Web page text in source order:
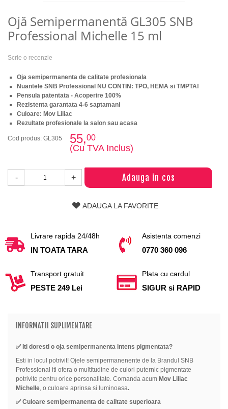
Ojă Semipermanentă GL305 SNB
Professional Michelle 15 ml
Scrie o recenzie
Oja semipermanenta de calitate profesionala
Nuantele SNB Professional NU CONTIN: TPO, HEMA si TMPTA!
Pensula patentata - Acoperire 100%
Rezistenta garantata 4-6 saptamani
Culoare: Mov Liliac
Rezultate profesionale la salon sau acasa
Cod produs: GL305 55,00
(Cu TVA Inclus)
- + Adauga in cos
ADAUGA LA FAVORITE
Livrare rapida 24/48h
IN TOATA TARA
Asistenta comenzi
0770 360 096
Transport gratuit
PESTE 249 Lei
Plata cu cardul
SIGUR si RAPID
INFORMATII SUPLIMENTARE
✅Iti doresti o oja semipermanenta intens pigmentata?
Esti in locul potrivit! Ojele semipermanenente de la Brandul SNB
Professional iti ofera o multitudine de culori puternic pigmentate
potrivite pentru orice personalitate. Comanda acum Mov Liliac
Michelle, o culoare aprinsa si luminoasa.
✅ Culoare semipermanenta de calitate superioara